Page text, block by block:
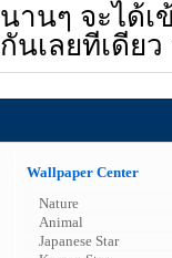
นานๆ จะได้เ
กันเลยทีเดียว
Wallpaper Center
Nature
Animal
Japanese Star